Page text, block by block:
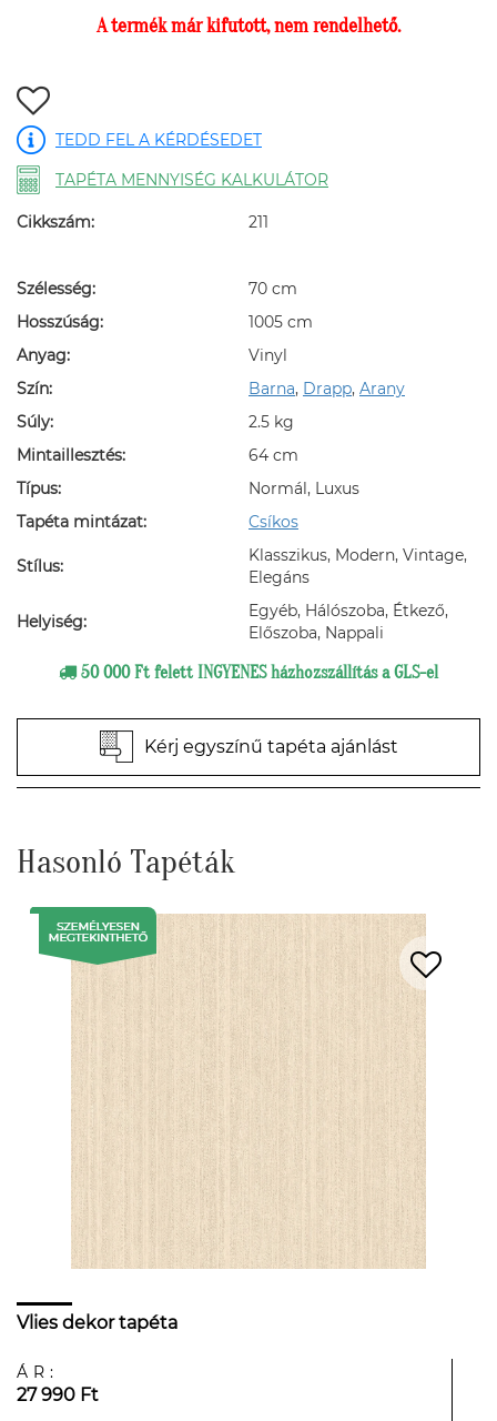
A termék már kifutott, nem rendelhető.
TEDD FEL A KÉRDÉSEDET
TAPÉTA MENNYISÉG KALKULÁTOR
Cikkszám: 211
Szélesség:
70 cm
Hosszúság:
1005 cm
Anyag:
Vinyl
Szín:
Barna, Drapp, Arany
Súly:
2.5 kg
Mintaillesztés:
64 cm
Típus:
Normál, Luxus
Tapéta mintázat:
Csíkos
Stílus:
Klasszikus, Modern, Vintage,
Elegáns
Helyiség:
Egyéb, Hálószoba, Étkező,
Előszoba, Nappali
50 000 Ft felett INGYENES házhozszállítás a GLS-el
Kérj egyszínű tapéta ajánlást
Hasonló Tapéták
Vlies dekor tapéta
ÁR:
27 990 Ft